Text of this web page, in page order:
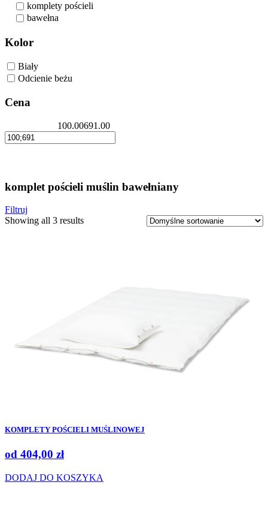
komplety pościeli
bawełna
Kolor
Biały
Odcienie beżu
Cena
100.00691.00
komplet pościeli muślin bawełniany
Filtruj
Showing all 3 results
KOMPLETY POŚCIELI MUŚLINOWEJ
od 404,00 zł
DODAJ DO KOSZYKA